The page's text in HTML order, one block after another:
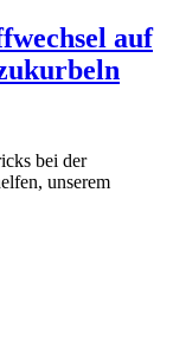
auf
bei der
unserem